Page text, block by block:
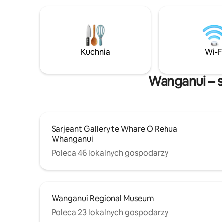
Kuchnia Wi-
Wanganui –
Sarjeant Gallery te Whare O Rehua
Whanganui
Poleca 46 lokalnych gospodarzy
Wanganui Regional Museum
Poleca 23 lokalnych gospodarzy